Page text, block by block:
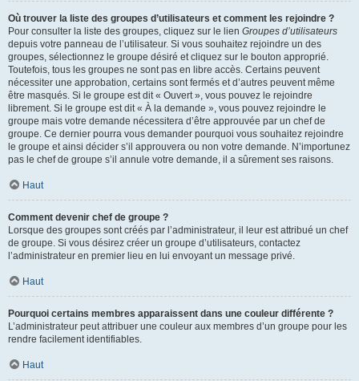
Où trouver la liste des groupes d’utilisateurs et comment les rejoindre ?
Pour consulter la liste des groupes, cliquez sur le lien Groupes d’utilisateurs
depuis votre panneau de l’utilisateur. Si vous souhaitez rejoindre un des
groupes, sélectionnez le groupe désiré et cliquez sur le bouton approprié.
Toutefois, tous les groupes ne sont pas en libre accès. Certains peuvent
nécessiter une approbation, certains sont fermés et d’autres peuvent même
être masqués. Si le groupe est dit « Ouvert », vous pouvez le rejoindre
librement. Si le groupe est dit « À la demande », vous pouvez rejoindre le
groupe mais votre demande nécessitera d’être approuvée par un chef de
groupe. Ce dernier pourra vous demander pourquoi vous souhaitez rejoindre
le groupe et ainsi décider s’il approuvera ou non votre demande. N’importunez
pas le chef de groupe s’il annule votre demande, il a sûrement ses raisons.
Haut
Comment devenir chef de groupe ?
Lorsque des groupes sont créés par l’administrateur, il leur est attribué un chef
de groupe. Si vous désirez créer un groupe d’utilisateurs, contactez
l’administrateur en premier lieu en lui envoyant un message privé.
Haut
Pourquoi certains membres apparaissent dans une couleur différente ?
L’administrateur peut attribuer une couleur aux membres d’un groupe pour les
rendre facilement identifiables.
Haut